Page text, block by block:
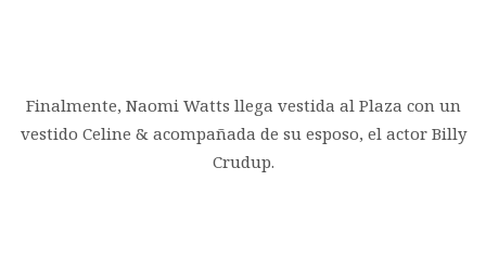
Finalmente, Naomi Watts llega vestida al Plaza con un
vestido Celine & acompañada de su esposo, el actor Billy
Crudup.